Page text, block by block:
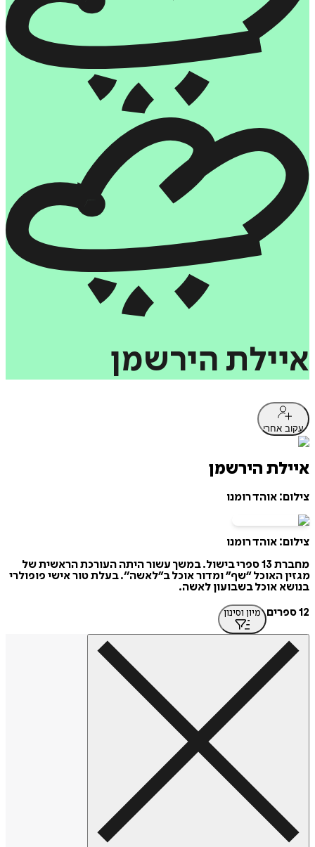
איילת הירשמן
עקוב אחרי
איילת הירשמן
צילום: אוהד רומנו
צילום: אוהד רומנו
מחברת 13 ספרי בישול. במשך עשור היתה העורכת הראשית של
מגזין האוכל “שף” ומדור אוכל ב”לאשה״. בעלת טור אישי פופולרי
בנושא אוכל בשבועון לאשה.
12 ספרים
מיון וסינון